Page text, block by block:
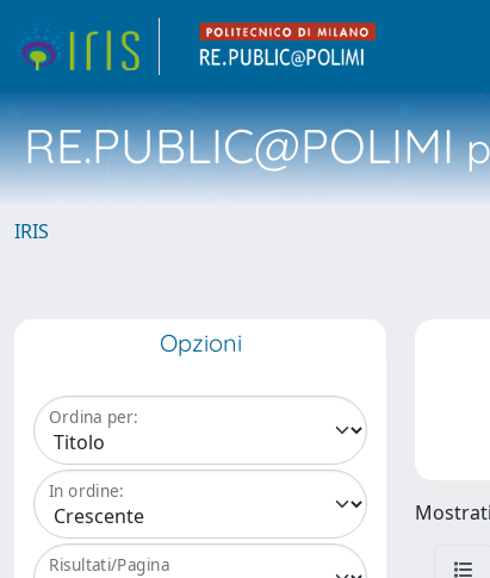
RE.PUBLIC@POLIMI
IRIS
Opzioni
Ordina per:
In ordine:
Risultati/Pagina